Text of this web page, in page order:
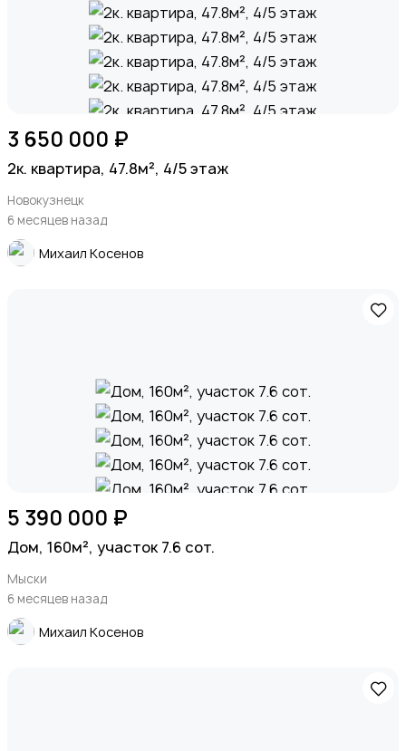
3 650 000 ₽
2к. квартира, 47.8м², 4/5 этаж
Новокузнецк
6 месяцев назад
Михаил Косенов
5 390 000 ₽
Дом, 160м², участок 7.6 сот.
Мыски
6 месяцев назад
Михаил Косенов